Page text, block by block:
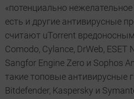
«потенциально
есть и другие антивирусные
считают uTorrent
Comodo, Cylance, DrWeb, ESET
Sangfor Engine Zero и Sophos
такие топовые антивирусные
Bitdefender, Kaspersky и